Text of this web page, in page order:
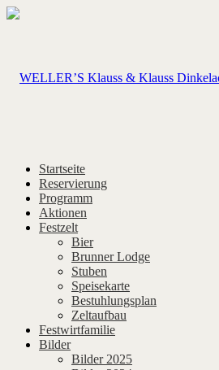
Startseite
Reservierung
Programm
Aktionen
Festzelt
Bier
Brunner Lodge
Stuben
Speisekarte
Bestuhlungsplan
Zeltaufbau
Festwirtfamilie
Bilder
Bilder 2025